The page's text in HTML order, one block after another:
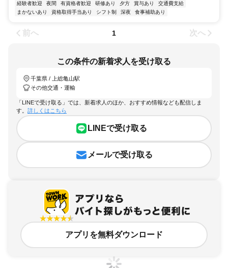
経験者歓迎
夜間 有資格者歓迎 研修あり 夕方 賞与あり
交通費支給
まかないあり
資格取得手当あり シフト制 深夜 食事補助あり
前へ 1 次へ
この条件の新着求人を受け取る
千葉県 / 上総亀山駅
その他交通・運輸
「LINEで受け取る」では、新着求人のほか、おすすめ情報なども配信しま
す。 詳しくはこちら
LINEで受け取る
メールで受け取る
アプリを無料ダウンロード